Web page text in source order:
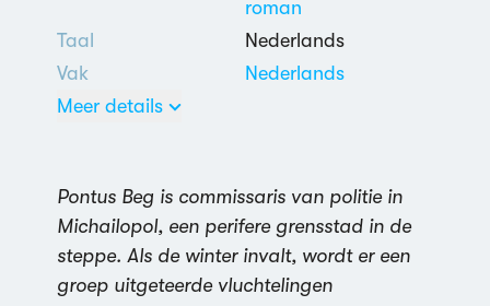
roman
Taal
Nederlands
Vak
Nederlands
3 uit 5
Nederlands
Meer details
Pontus Beg is commissaris van politie in
Michailopol, een perifere grensstad in de
steppe. Als de winter invalt, wordt er een
groep uitgeteerde vluchtelingen